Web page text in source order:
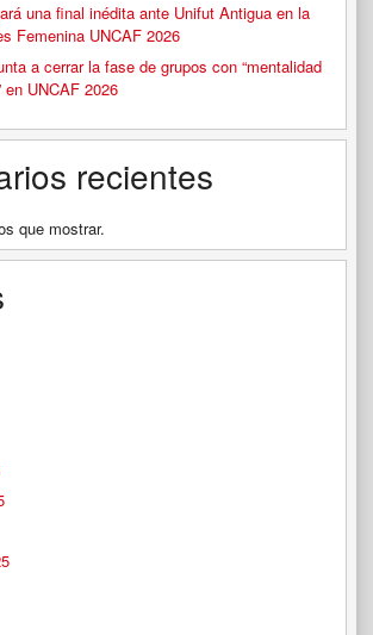
una final inédita ante Unifut Antigua en la
Femenina UNCAF 2026
a cerrar la fase de grupos con “mentalidad
en UNCAF 2026
recientes
que mostrar.